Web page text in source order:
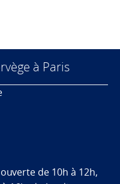
à Paris
de 10h à 12h,